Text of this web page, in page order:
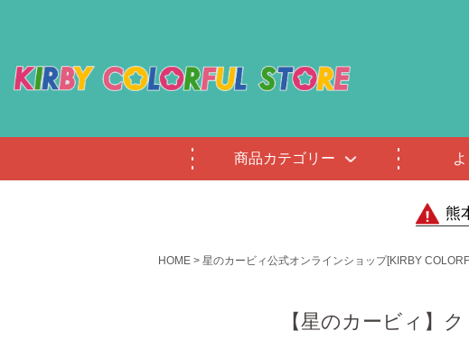
商品カテゴリー
熊
HOME 星のカービィ公式オンラインショップ[KIRBY
【星のカービィ】